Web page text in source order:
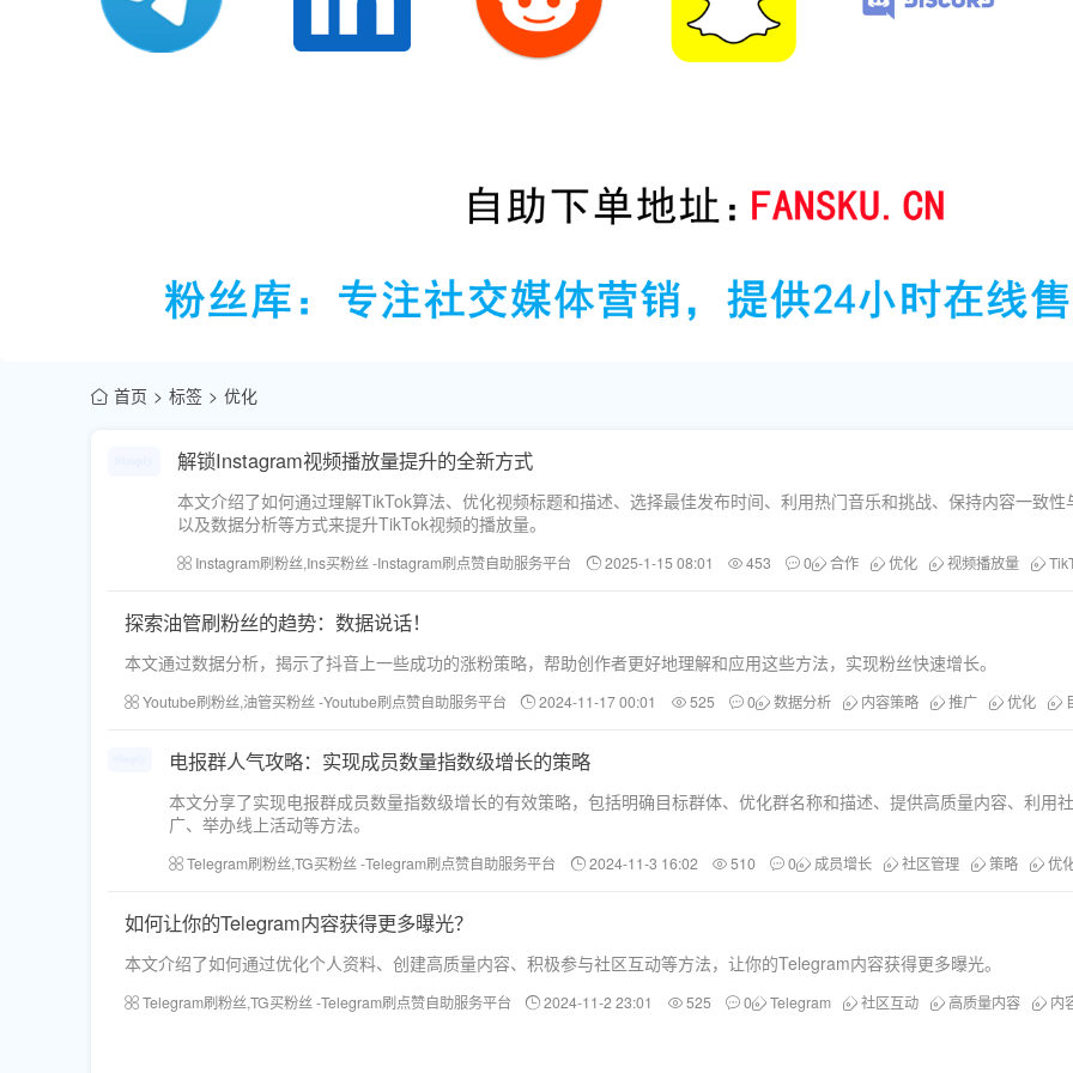
首页 标签 优化
解锁Instagram视频播放量提升的全新方式
本文介绍了如何通过理解TikTok算法、优化视频标题和描述、选择最佳发布时间、利用热门音乐和挑战、保持内容一致性
以及数据分析等方式来提升TikTok视频的播放量。
Instagram刷粉丝,Ins买粉丝 -Instagram刷点赞自助服务平台 2025-1-15 08:01 453 0 合作 优化 视频播放量
探索油管刷粉丝的趋势：数据说话！
本文通过数据分析，揭示了抖音上一些成功的涨粉策略，帮助创作者更好地理解和应用这些方法，实现粉丝快速增长。
Youtube刷粉丝,油管买粉丝 -Youtube刷点赞自助服务平台 2024-11-17 00:01 525 0 数据分析 内容策略 推广 优化
电报群人气攻略：实现成员数量指数级增长的策略
本文分享了实现电报群成员数量指数级增长的有效策略，包括明确目标群体、优化群名称和描述、提供高质量内容、利用
广、举办线上活动等方法。
Telegram刷粉丝,TG买粉丝 -Telegram刷点赞自助服务平台 2024-11-3 16:02 510 0 成员增长 社区管理 策略 优
如何让你的Telegram内容获得更多曝光？
本文介绍了如何通过优化个人资料、创建高质量内容、积极参与社区互动等方法，让你的Telegram内容获得更多曝光。
Telegram刷粉丝,TG买粉丝 -Telegram刷点赞自助服务平台 2024-11-2 23:01 525 0 Telegram 社区互动 高质量内容 内